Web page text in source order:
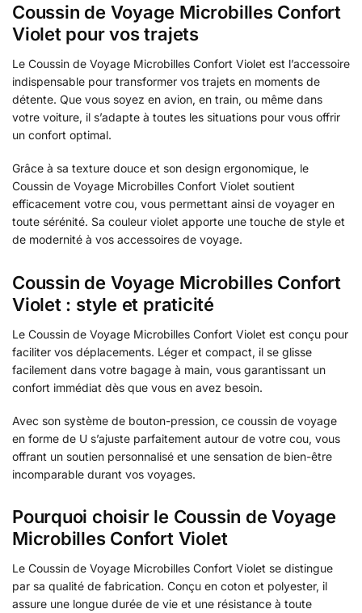
Coussin de Voyage Microbilles Confort
Violet pour vos trajets
Le Coussin de Voyage Microbilles Confort Violet est l’accessoire
indispensable pour transformer vos trajets en moments de
détente. Que vous soyez en avion, en train, ou même dans
votre voiture, il s’adapte à toutes les situations pour vous offrir
un confort optimal.
Grâce à sa texture douce et son design ergonomique, le
Coussin de Voyage Microbilles Confort Violet soutient
efficacement votre cou, vous permettant ainsi de voyager en
toute sérénité. Sa couleur violet apporte une touche de style et
de modernité à vos accessoires de voyage.
Coussin de Voyage Microbilles Confort
Violet : style et praticité
Le Coussin de Voyage Microbilles Confort Violet est conçu pour
faciliter vos déplacements. Léger et compact, il se glisse
facilement dans votre bagage à main, vous garantissant un
confort immédiat dès que vous en avez besoin.
Avec son système de bouton-pression, ce coussin de voyage
en forme de U s’ajuste parfaitement autour de votre cou, vous
offrant un soutien personnalisé et une sensation de bien-être
incomparable durant vos voyages.
Pourquoi choisir le Coussin de Voyage
Microbilles Confort Violet
Le Coussin de Voyage Microbilles Confort Violet se distingue
par sa qualité de fabrication. Conçu en coton et polyester, il
assure une longue durée de vie et une résistance à toute